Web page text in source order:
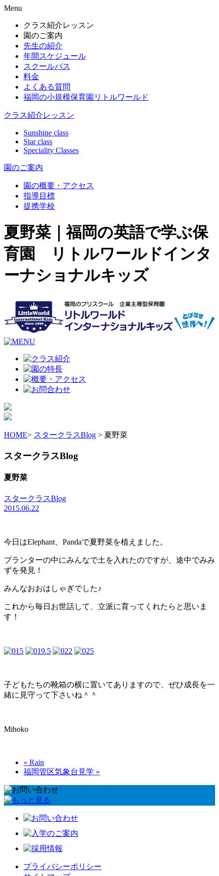
Menu
クラス紹介レッスン
園のご案内
先生の紹介
年間スケジュール
スクールバス
料金
よくある質問
福岡の小規模保育園リトルワールド
クラス紹介レッスン
Sunshine class
Star class
Speciality Classes
園のご案内
園の概要・アクセス
指導目標
提携学校
夏野菜｜福岡の英語で学ぶ保
育園 リトルワールドインタ
ーナショナルキッズ
HOME> スタークラスBlog > 夏野菜
スタークラスBlog
夏野菜
スタークラスBlog
2015.06.22
今日はElephant、Pandaで夏野菜を植えました。
プランターの中にみんなで土を入れたのですが、途中でみみ
ずを発見！
みんなおおはしゃぎでした♪
これから毎日お世話して、立派に育ってくれたらと思いま
す！
子どもたちの靴箱の横に置いてありますので、ぜひ成長を一
緒に見守って下さいね＾＾
Mihoko
« Rain
福岡管区気象台見学 »
プライバシーポリシー